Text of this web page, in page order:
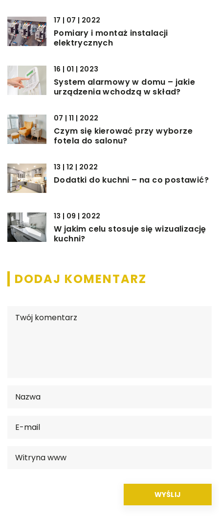
17 | 07 | 2022
Pomiary i montaż instalacji
elektrycznych
16 | 01 | 2023
System alarmowy w domu – jakie
urządzenia wchodzą w skład?
07 | 11 | 2022
Czym się kierować przy wyborze
fotela do salonu?
13 | 12 | 2022
Dodatki do kuchni – na co postawić?
13 | 09 | 2022
W jakim celu stosuje się wizualizację
kuchni?
DODAJ KOMENTARZ